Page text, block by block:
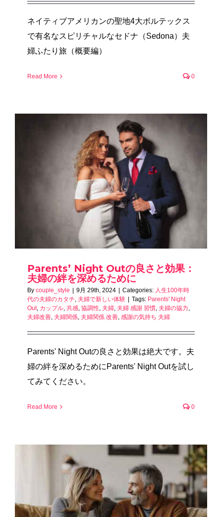
ネイティブアメリカンの聖地4大ボルテックス
で有名なスピリチャルなセドナ（Sedona）夫
婦ふたり旅（概要編）
Read More 0
Parents’ Night Outの良さと効果：
夫婦の絆を深めるために
By couple_style 9月 29th, 2024 Categories: 人生100年時
代の夫婦のカタチ, 夫婦で新しい体験 Tags: Parents' Night
Out, カップル, 共感, 協調性, 夫婦, 夫婦 感謝 習慣, 夫婦の協力,
夫婦改善, 夫婦関係, 夫婦関係 改善, 感謝の気持ち 夫婦
Parents' Night Outの良さと効果は絶大です。夫
婦の絆を深めるためにParents' Night Outを試し
てみてください。
Read More 0